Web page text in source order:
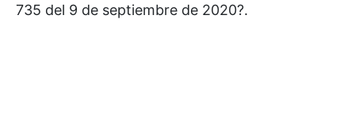
735 del 9 de septiembre de 2020?.